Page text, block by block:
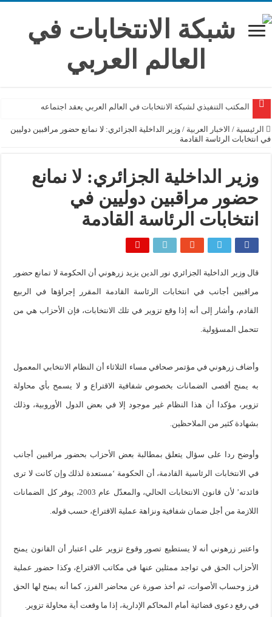
المكتب التنفيذي لشبكة الانتخابات في العالم العربي يعقد اجتماعه
الرئيسية / الاخبار العربية / وزير الداخلية الجزائري: لا نمانع حضور مراقبين دوليين
في انتخابات الرئاسة القادمة
وزير الداخلية الجزائري: لا نمانع
حضور مراقبين دوليين في
انتخابات الرئاسة القادمة
قال وزير الداخلية الجزائري نور الدين يزيد زرهوني أن الحكومة لا تمانع حضور
مراقبين أجانب في انتخابات الرئاسة القادمة المقرر إجراؤها في الربيع
القادم، وأشار إلى أنه إذا وقع تزوير في تلك الانتخابات، فإن الأحزاب هي من
تتحمل المسؤولية.
وأضاف زرهوني في مؤتمر صحافي مساء الثلاثاء أن النظام الانتخابي المعمول
به يمنح أقصى الضمانات بخصوص شفافية الاقتراع و لا يسمح بأي محاولة
تزوير، مؤكدا أن هذا النظام غير موجود إلا في بعض الدول الأوروبية، وذلك
بشهادة كثير من الملاحظين.
وأوضح ردا على سؤال يتعلق بمطالبة بعض الأحزاب بحضور مراقبين أجانب
في الانتخابات الرئاسية القادمة، أن الحكومة ‘مستعدة لذلك وإن كانت لا ترى
فائدته’ لأن قانون الانتخابات الحالي، والمعدّل عام 2003، يوفر كل الضمانات
اللازمة من أجل ضمان شفافية ونزاهة عملية الاقتراع، حسب قوله.
واعتبر زرهوني أنه لا يستطيع تصور وقوع تزوير على اعتبار أن القانون يمنح
الأحزاب الحق في تواجد ممثلين عنها في مكاتب الاقتراع، وكذا حضور عملية
فرز وحساب الأصوات، ثم أخذ صورة عن محاضر الفرز، كما أنه يمنح لها الحق
في رفع دعوى قضائية أمام المحاكم الإدارية، إذا ما وقعت أية محاولة تزوير.